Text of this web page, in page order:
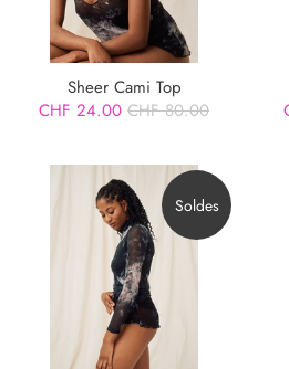
Sheer Cami Top
CHF 24.00 CHF 80.00
Soldes